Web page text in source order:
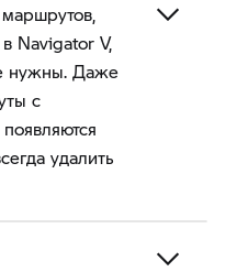
Navigator V,
нужны. Даже
с
удалить